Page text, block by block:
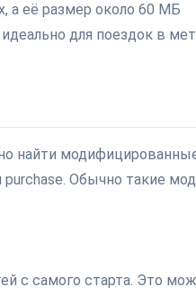
а её размер около 60 МБ
для поездок в
найти
Обычно такие
с самого старта. Это